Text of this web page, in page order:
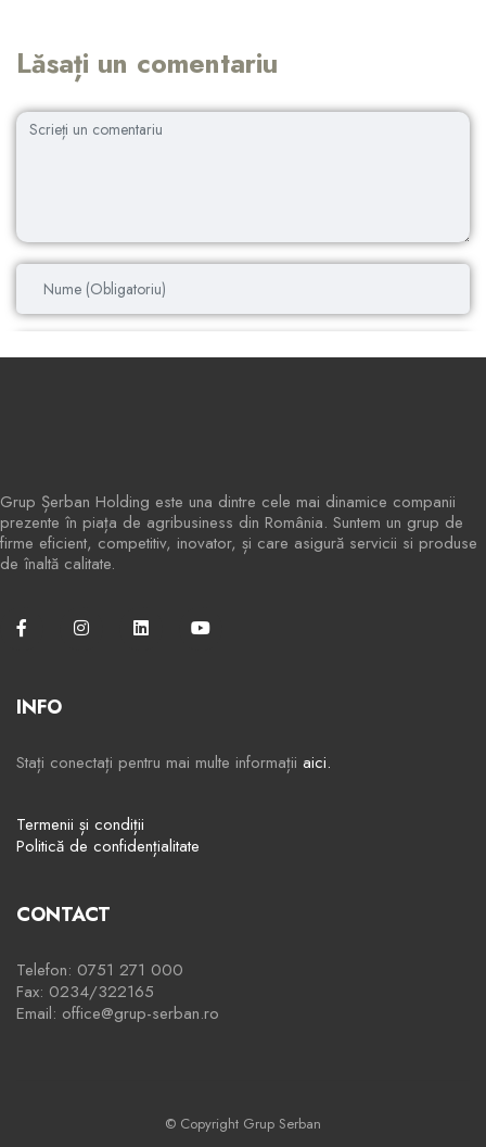
Lăsați un comentariu
Grup Șerban Holding este una dintre cele mai dinamice companii
prezente în piața de agribusiness din România. Suntem un grup de
firme eficient, competitiv, inovator, și care asigură servicii si produse
de înaltă calitate.
INFO
Stați conectați pentru mai multe informații aici.
Termenii și condiții
Politică de confidențialitate
CONTACT
Telefon: 0751 271 000
Fax: 0234/322165
Email: office@grup-serban.ro
© Copyright Grup Serban